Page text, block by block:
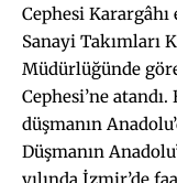
Cephesi
Sanayi Takımları
Müdürlüğünde
Cephesi’ne
düşmanın
Düşmanın